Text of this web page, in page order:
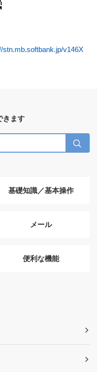
stn.mb.softbank.jp/v146X
きます
基礎知識／基本操作
メール
便利な機能